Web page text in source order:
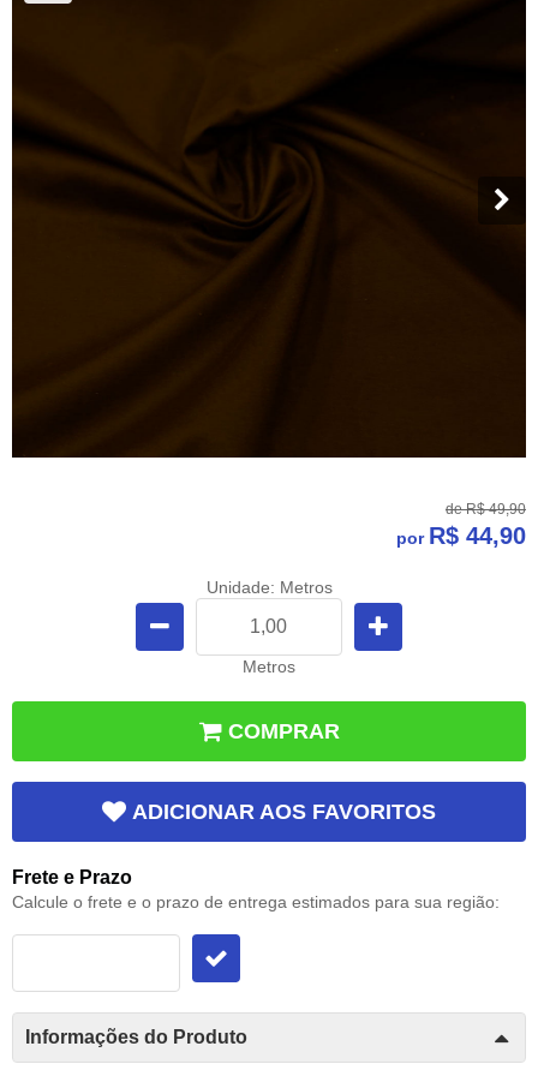
de R$ 49,90
por R$ 44,90
Unidade: Metros
Metros
COMPRAR
ADICIONAR AOS FAVORITOS
Frete e Prazo
Calcule o frete e o prazo de entrega estimados para sua região:
Informações do Produto